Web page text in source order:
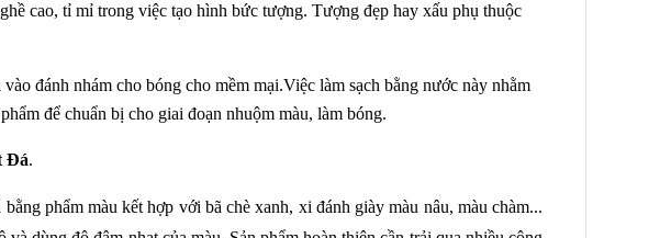
cao, tỉ mỉ trong việc tạo hình bức tượng. Tượng đẹp hay xấu phụ thuộc
đánh nhám cho bóng cho mềm mại.Việc làm sạch bằng nước này nhằm
để chuẩn bị cho giai đoạn nhuộm màu, làm bóng.
Đá.
phẩm màu kết hợp với bã chè xanh, xi đánh giày màu nâu, màu chàm...